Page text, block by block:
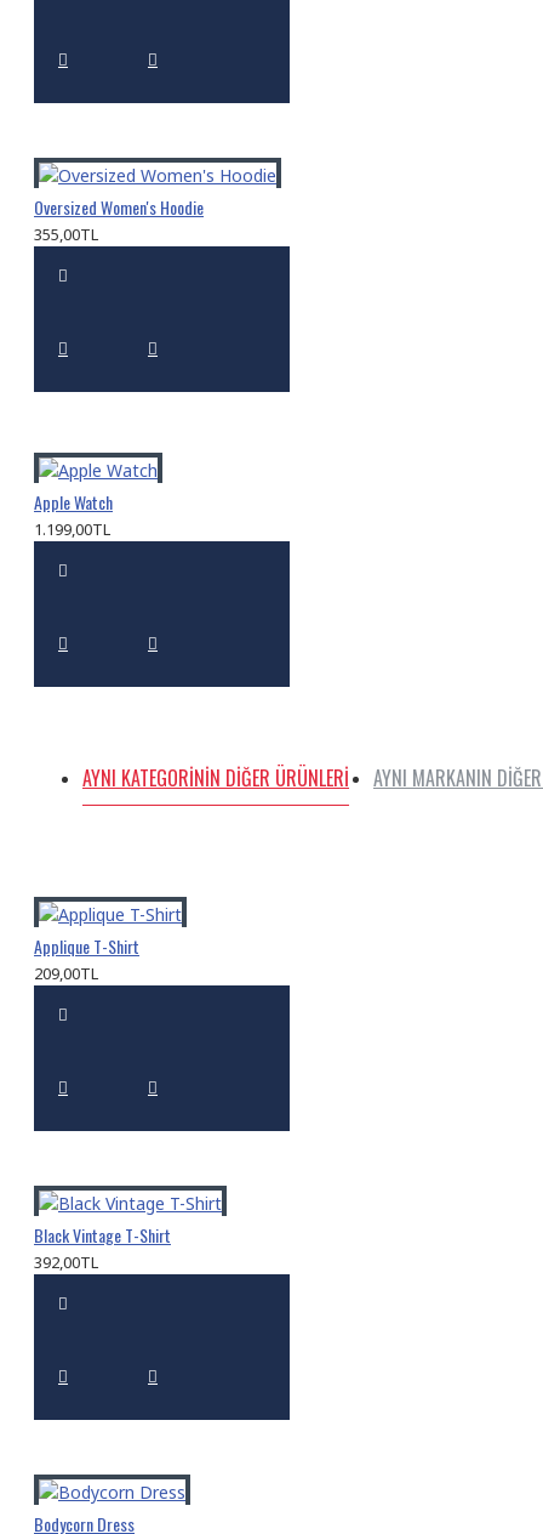
Oversized Women's Hoodie
355,00TL
Apple Watch
1.199,00TL
AYNI KATEGORININ DIĞER ÜRÜNLERI AYNI MARKANIN
Applique T-Shirt
209,00TL
Black Vintage T-Shirt
392,00TL
Bodycorn Dress